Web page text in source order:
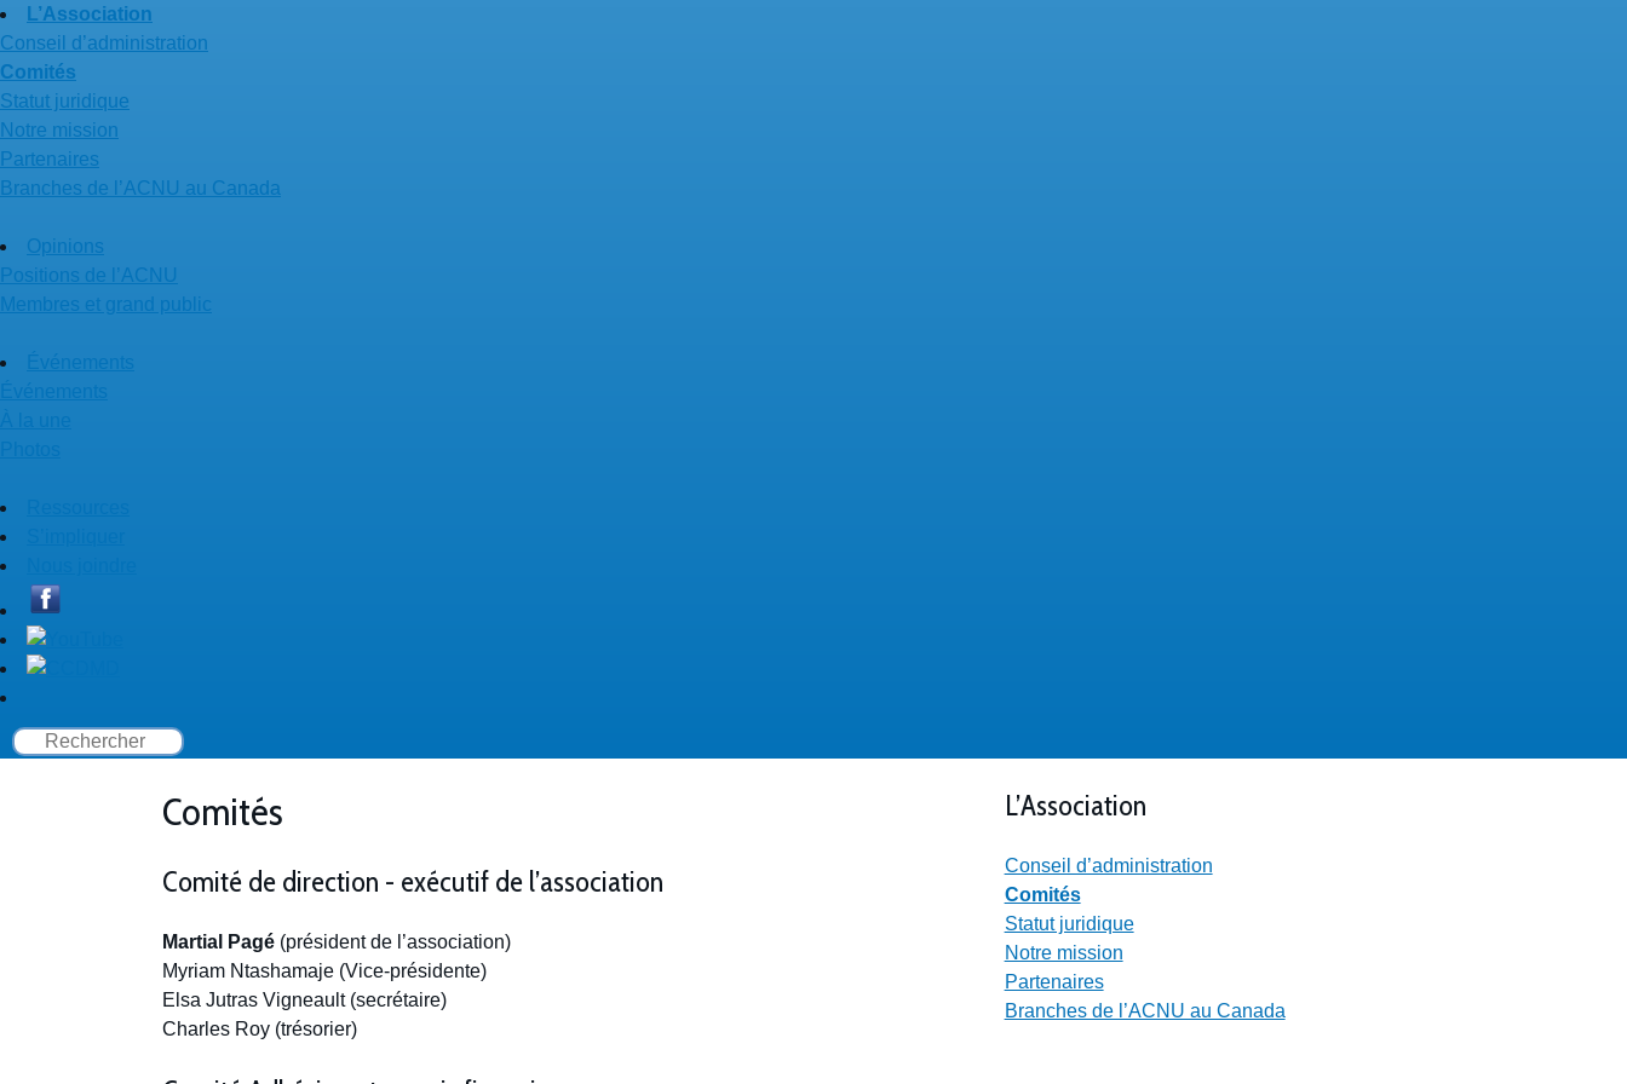
L’Association
Conseil d’administration
Comités
Statut juridique
Notre mission
Partenaires
Branches de l’ACNU au Canada
Opinions
Positions de l’ACNU
Membres et grand public
Événements
Événements
Comités
Comité de direction - exécutif de l’association
Martial Pagé (président de l’association)
Myriam Ntashamaje (Vice-présidente)
Elsa Jutras Vigneault (secrétaire)
Charles Roy (trésorier)
L’Association
Conseil d’administration
Comités
Statut juridique
Notre mission
Partenaires
Branches de l’ACNU au Canada